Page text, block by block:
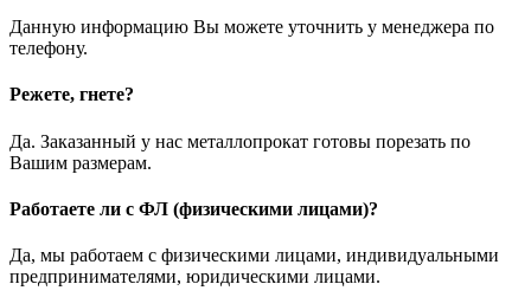
Данную информацию Вы можете уточнить у менеджера по
телефону.
Режете, гнете?
Да. Заказанный у нас металлопрокат готовы порезать по
Вашим размерам.
Работаете ли с ФЛ (физическими лицами)?
Да, мы работаем с физическими лицами, индивидуальными
предпринимателями, юридическими лицами.